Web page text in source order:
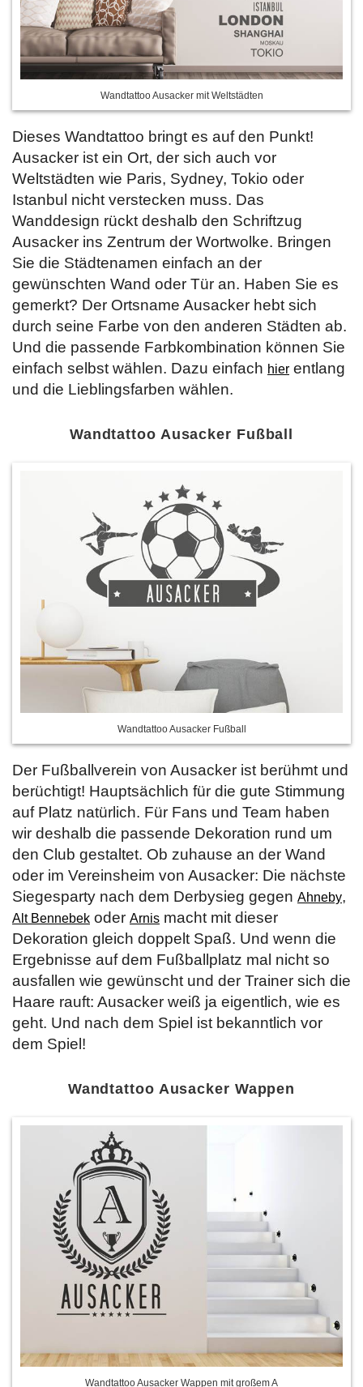
Wandtattoo Ausacker mit Weltstädten
Dieses Wandtattoo bringt es auf den Punkt!
Ausacker ist ein Ort, der sich auch vor
Weltstädten wie Paris, Sydney, Tokio oder
Istanbul nicht verstecken muss. Das
Wanddesign rückt deshalb den Schriftzug
Ausacker ins Zentrum der Wortwolke. Bringen
Sie die Städtenamen einfach an der
gewünschten Wand oder Tür an. Haben Sie es
gemerkt? Der Ortsname Ausacker hebt sich
durch seine Farbe von den anderen Städten ab.
Und die passende Farbkombination können Sie
einfach selbst wählen. Dazu einfach hier entlang
und die Lieblingsfarben wählen.
Wandtattoo Ausacker Fußball
Wandtattoo Ausacker Fußball
Der Fußballverein von Ausacker ist berühmt und
berüchtigt! Hauptsächlich für die gute Stimmung
auf Platz natürlich. Für Fans und Team haben
wir deshalb die passende Dekoration rund um
den Club gestaltet. Ob zuhause an der Wand
oder im Vereinsheim von Ausacker: Die nächste
Siegesparty nach dem Derbysieg gegen Ahneby,
Alt Bennebek oder Arnis macht mit dieser
Dekoration gleich doppelt Spaß. Und wenn die
Ergebnisse auf dem Fußballplatz mal nicht so
ausfallen wie gewünscht und der Trainer sich die
Haare rauft: Ausacker weiß ja eigentlich, wie es
geht. Und nach dem Spiel ist bekanntlich vor
dem Spiel!
Wandtattoo Ausacker Wappen
Wandtattoo Ausacker Wappen mit großem A